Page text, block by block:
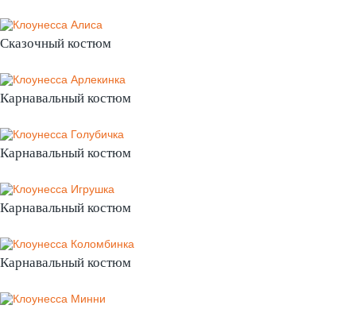
Сказочный костюм
Карнавальный костюм
Карнавальный костюм
Карнавальный костюм
Карнавальный костюм